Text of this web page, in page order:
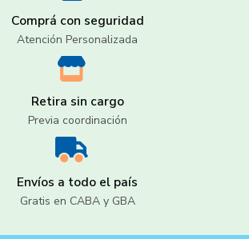
Comprá con seguridad
Atención Personalizada
Retira sin cargo
Previa coordinación
Envíos a todo el país
Gratis en CABA y GBA